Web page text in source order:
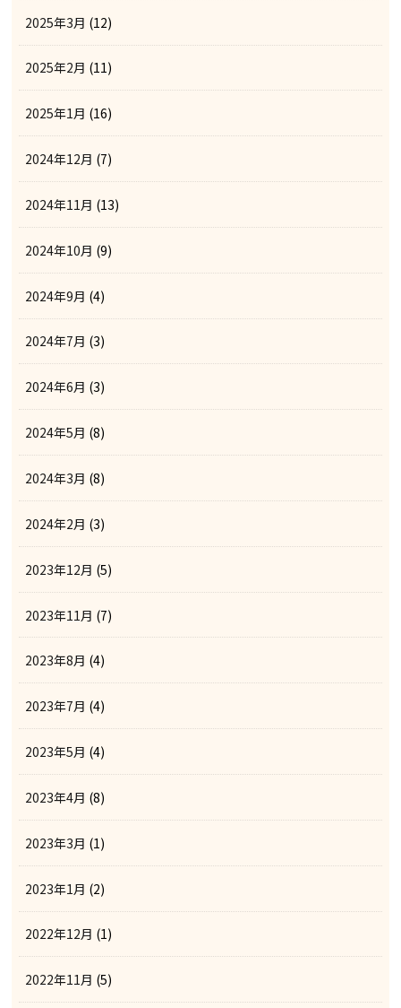
2025年3月 (12)
2025年2月 (11)
2025年1月 (16)
2024年12月 (7)
2024年11月 (13)
2024年10月 (9)
2024年9月 (4)
2024年7月 (3)
2024年6月 (3)
2024年5月 (8)
2024年3月 (8)
2024年2月 (3)
2023年12月 (5)
2023年11月 (7)
2023年8月 (4)
2023年7月 (4)
2023年5月 (4)
2023年4月 (8)
2023年3月 (1)
2023年1月 (2)
2022年12月 (1)
2022年11月 (5)